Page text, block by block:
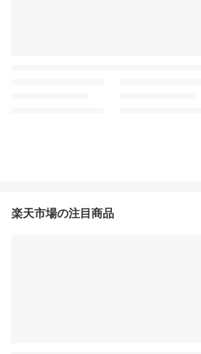
楽天市場の注目商品